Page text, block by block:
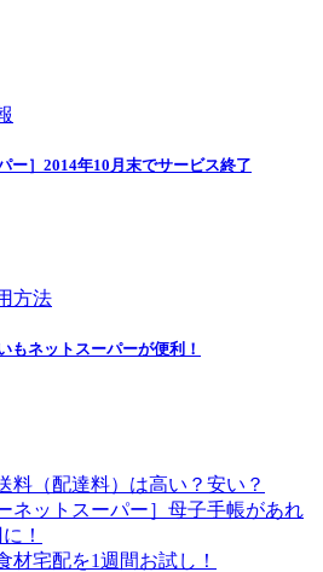
ー］2014年10月末でサービス終了
方法
もネットスーパーが便利！
料（配達料）は高い？安い？
ネットスーパー］母子手帳があれ
！
材宅配を1週間お試し！